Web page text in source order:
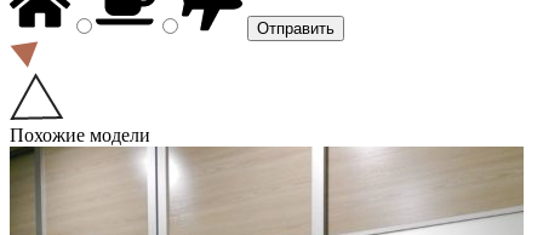
Похожие модели